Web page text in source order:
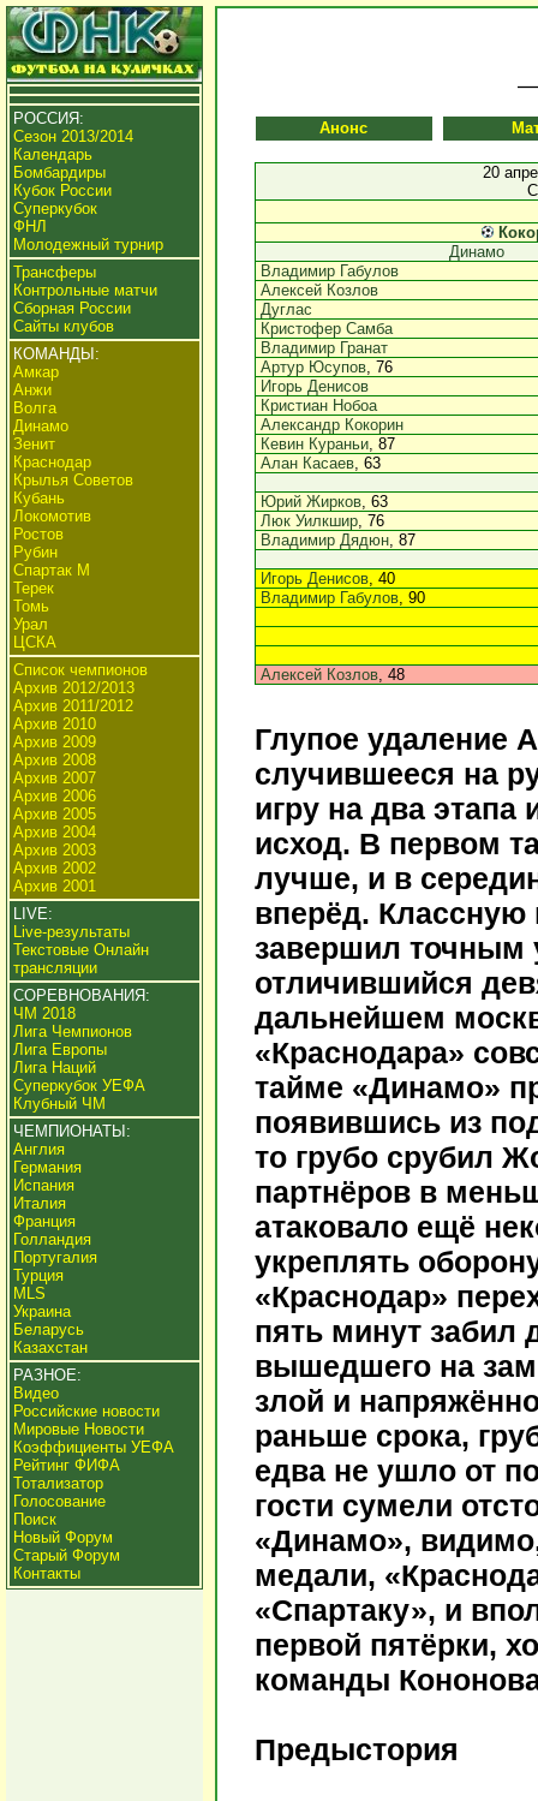
РОССИЯ:
Сезон 2013/2014
Календарь
Бомбардиры
Кубок России
Суперкубок
ФНЛ
Молодежный турнир
Трансферы
Контрольные матчи
Сборная России
Сайты клубов
КОМАНДЫ:
Амкар
Анжи
Волга
Динамо
Зенит
Краснодар
Крылья Советов
Кубань
Локомотив
Ростов
Рубин
Спартак М
Терек
Томь
Урал
ЦСКА
Список чемпионов
Архив 2012/2013
Архив 2011/2012
Архив 2010
Архив 2009
Архив 2008
Архив 2007
Архив 2006
Архив 2005
Архив 2004
Архив 2003
Архив 2002
Архив 2001
LIVE:
Live-результаты
Текстовые Онлайн
трансляции
СОРЕВНОВАНИЯ:
ЧМ 2018
Лига Чемпионов
Лига Европы
Лига Наций
Суперкубок УЕФА
Клубный ЧМ
ЧЕМПИОНАТЫ:
Англия
Германия
Испания
Италия
Франция
Голландия
Португалия
Турция
MLS
Украина
Беларусь
Казахстан
РАЗНОЕ:
Видео
Российские новости
Мировые Новости
Коэффициенты УЕФА
Рейтинг ФИФА
Тотализатор
Голосование
Поиск
Новый Форум
Старый Форум
Контакты
Анонс
20
Динамо
Владимир Габулов
Алексей Козлов
Дуглас
Кристофер Самба
Владимир Гранат
Артур Юсупов, 76
Игорь Денисов
Кристиан Нобоа
Александр Кокорин
Кевин Кураньи, 87
Алан Касаев, 63
Юрий Жирков, 63
Люк Уилкшир, 76
Владимир Дядюн, 87
Игорь Денисов, 40
Владимир Габулов, 90
Алексей Козлов, 48
Глупое удаление
случившееся на
игру на два
исход. В первом
лучше, и в
вперёд.
завершил точным
отличившийся
дальнейшем
«Краснодара»
тайме «Динамо»
появившись из
то грубо срубил
партнёров в
атаковало ещё
укреплять
«Краснодар»
пять минут
вышедшего на
злой и
раньше срока,
едва не ушло от
гости сумели
«Динамо»,
медали,
«Спартаку», и
первой пятёрки,
команды
Предыстория